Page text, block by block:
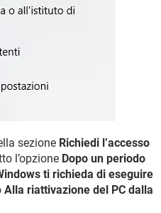
sezione Richiedi l’accesso
l’opzione Dopo un periodo
ti richieda di eseguire
Alla riattivazione del PC dalla